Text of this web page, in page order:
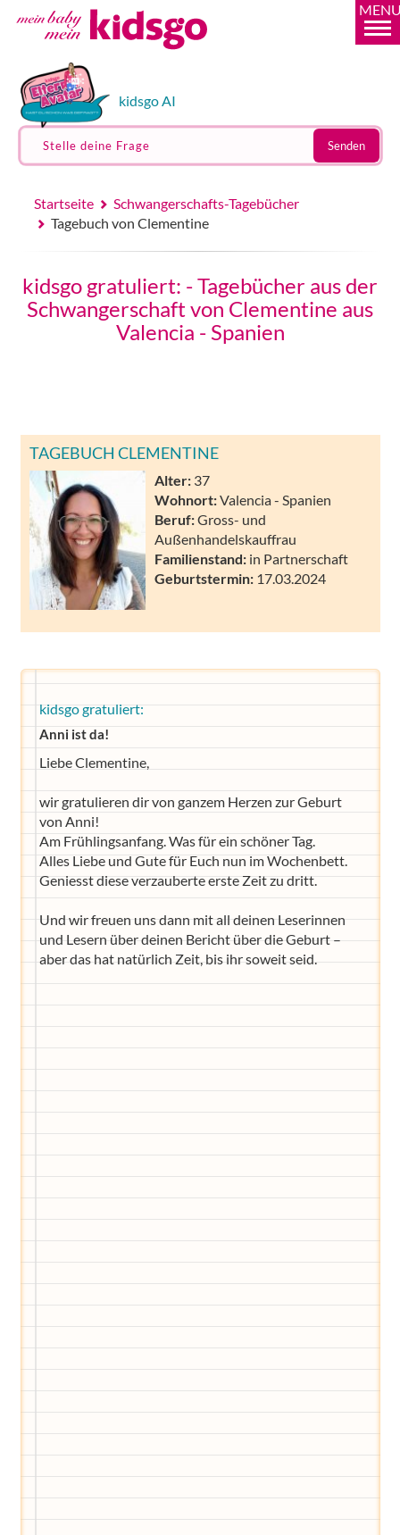
kidsgo AI
Stelle deine Frage Senden
Startseite
Schwangerschafts-Tagebücher
Tagebuch von Clementine
kidsgo gratuliert: - Tagebücher aus der
Schwangerschaft von Clementine aus
Valencia - Spanien
TAGEBUCH CLEMENTINE
Alter: 37
Wohnort:Valencia - Spanien
Beruf:Gross- und
Außenhandelskauffrau
Familienstand: in Partnerschaft
Geburtstermin: 17.03.2024
kidsgo gratuliert:
Anni ist da!
Liebe Clementine,
wir gratulieren dir von ganzem Herzen zur Geburt
von Anni!
Am Frühlingsanfang. Was für ein schöner Tag.
Alles Liebe und Gute für Euch nun im Wochenbett.
Geniesst diese verzauberte erste Zeit zu dritt.
Und wir freuen uns dann mit all deinen Leserinnen
und Lesern über deinen Bericht über die Geburt –
aber das hat natürlich Zeit, bis ihr soweit seid.